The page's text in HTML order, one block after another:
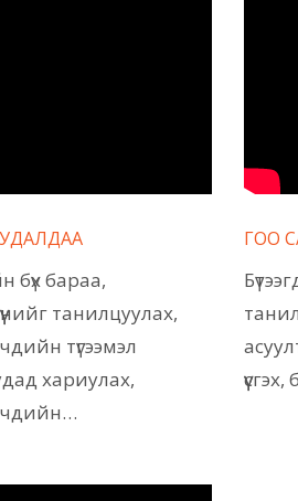
бүх бараа,
танилцуулах,
түгээмэл
хариулах,
ГОО